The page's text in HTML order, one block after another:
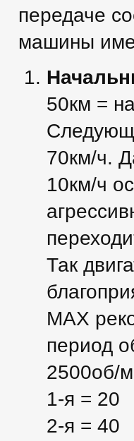
передаче
машины
50км =
70км/ч.
10км/ч
Так
МАХ
период
2500об/
1-я = 20
2-я = 40